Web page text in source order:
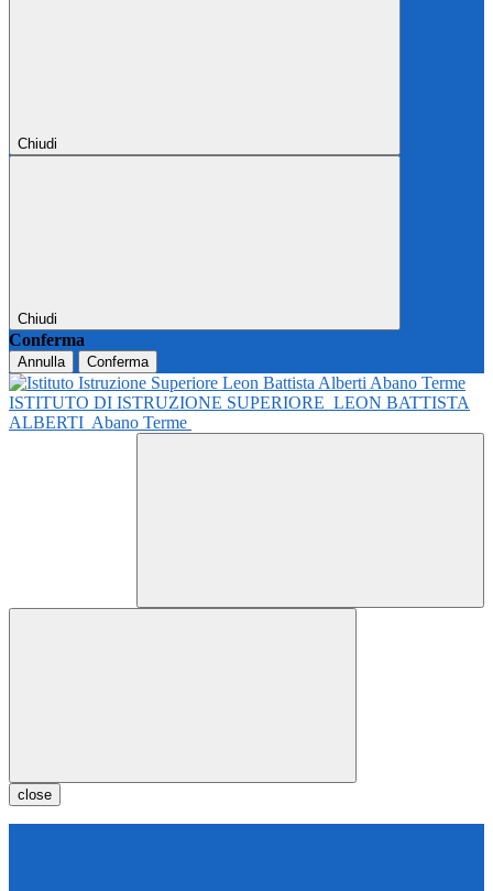
Chiudi
Chiudi
Conferma
Annulla Conferma
ISTITUTO DI ISTRUZIONE SUPERIORE LEON BATTISTA
ALBERTI Abano Terme
close